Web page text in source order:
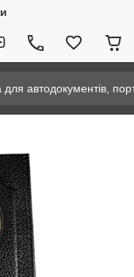
автодокументів,